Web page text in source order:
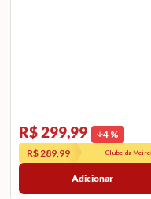
R$ 299,99 4%
R$ 289,99
Clube da Meire
Adicionar